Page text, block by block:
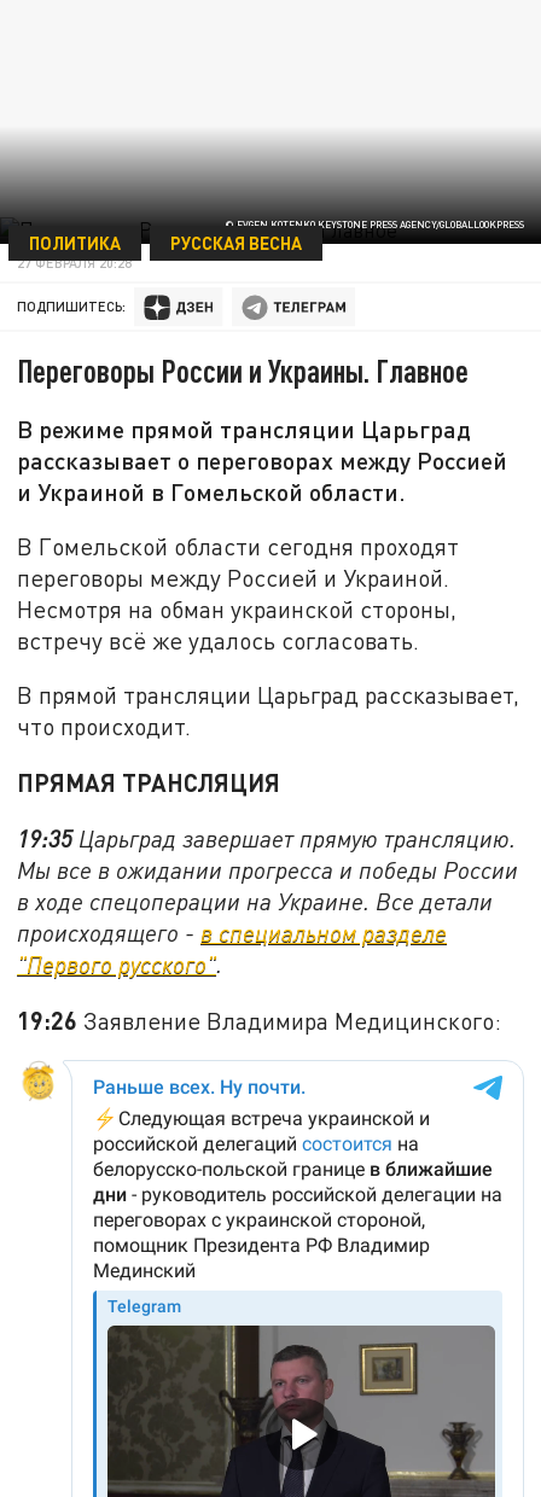
© EVGEN KOTENKO KEYSTONE PRESS AGENCY/GLOBALLOOKPRESS
ПОЛИТИКА РУССКАЯ ВЕСНА
27 ФЕВРАЛЯ 20:28
ПОДПИШИТЕСЬ:
Переговоры России и Украины. Главное
В режиме прямой трансляции Царьград
рассказывает о переговорах между Россией
и Украиной в Гомельской области.
В Гомельской области сегодня проходят
переговоры между Россией и Украиной.
Несмотря на обман украинской стороны,
встречу всё же удалось согласовать.
В прямой трансляции Царьград рассказывает,
что происходит.
ПРЯМАЯ ТРАНСЛЯЦИЯ
19:35Царьград завершает прямую трансляцию.
Мы все в ожидании прогресса и победы России
в ходе спецоперации на Украине. Все детали
происходящего - в специальном разделе
"Первого русского".
19:26 Заявление Владимира Медицинского: